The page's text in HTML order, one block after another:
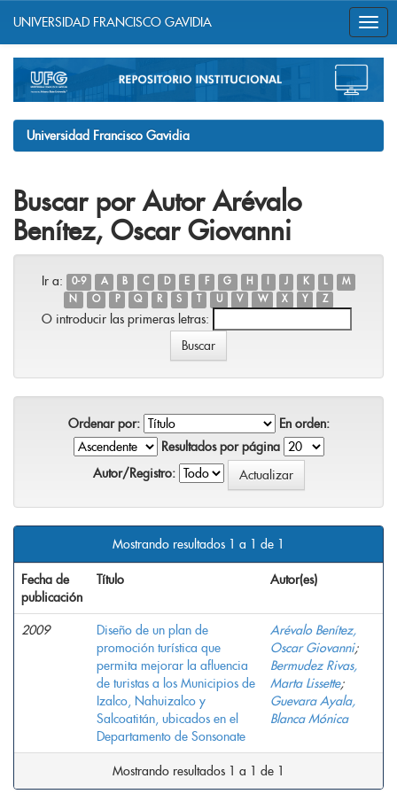
navigation
UNIVERSIDAD FRANCISCO GAVIDIA
Universidad Francisco Gavidia
Buscar por Autor Arévalo
Benítez, Oscar Giovanni
Ir a: 0-9 A B C D E F G H J K L
M
N
O P Q R S U V W X Y Z
O introducir las primeras letras:
Ordenar por:
En orden:
Resultados por página
Autor/Registro:
Mostrando resultados 1 a 1 de 1
Fecha de
publicación
Título Autor(es)
2009
Diseño de un plan de
promoción turística que
permita mejorar la afluencia
de turistas a los Municipios de
Izalco, Nahuizalco y
Salcoatitán, ubicados en el
Departamento de Sonsonate
Arévalo Benítez,
Oscar Giovanni;
Bermudez Rivas,
Marta Lissette;
Guevara Ayala,
Blanca Mónica
Mostrando resultados 1 a 1 de 1